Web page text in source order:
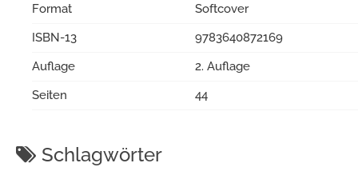
Format
Softcover
ISBN-13
9783640872169
Auflage
2. Auflage
Seiten
44
Schlagwörter